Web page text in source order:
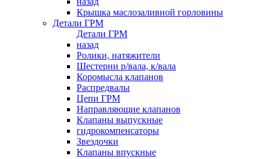
Крышка маслозаливной горловины
Детали ГРМ
Детали ГРМ
назад
Ролики, натяжители
Шестерни р/вала, к/вала
Коромысла клапанов
Распредвалы
Цепи ГРМ
Направляющие клапанов
Клапаны выпускные
гидрокомпенсаторы
Звездочки
Клапаны впускные